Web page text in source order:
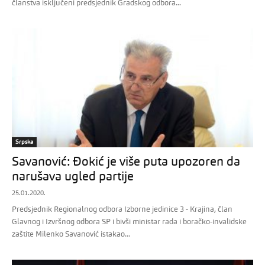
članstva isključeni predsjednik Gradskog odbora...
Srpska
Savanović: Đokić je više puta upozoren da
narušava ugled partije
25.01.2020.
Predsjednik Regionalnog odbora Izborne jedinice 3 - Krajina, član
Glavnog i Izvršnog odbora SP i bivši ministar rada i boračko-invalidske
zaštite Milenko Savanović istakao...